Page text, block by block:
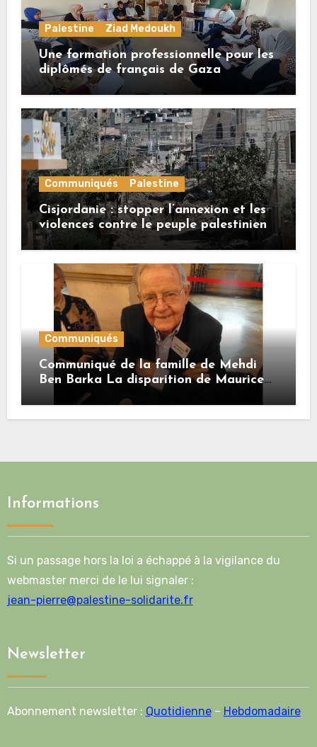
Palestine Ziad Medoukh
Une formation professionnelle pour les
diplômés de français de Gaza
Communiqués Palestine
Cisjordanie : stopper l’annexion et les
violences contre le peuple palestinien
Communiqués
Communiqué de la famille de Mehdi
Ben Barka La disparition de Maurice
Informations
Si un passage hors la loi a échappé à la vigilance du
webmaster merci de le lui signaler :
jean-pierre@palestine-solidarite.fr
Newsletter
Abonnement newsletter : Quotidienne– Hebdomadaire